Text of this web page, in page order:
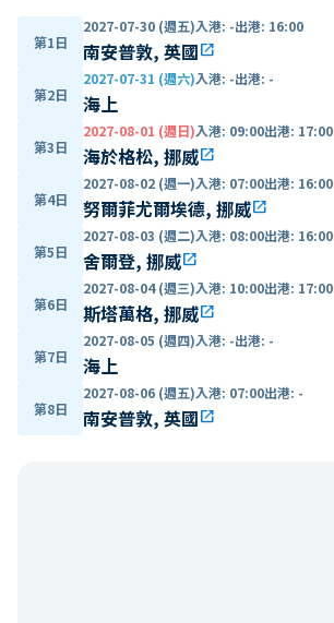
第1日
2027-07-30 (週五)入港: -出港: 16:00
南安普敦, 英國open_in_new
第2日
2027-07-31 (週六)入港: -出港: -
海上
第3日
2027-08-01 (週日)入港: 09:00出港: 17:00
海於格松, 挪威open_in_new
第4日
2027-08-02 (週一)入港: 07:00出港: 16:00
努爾菲尤爾埃德, 挪威open_in_new
第5日
2027-08-03 (週二)入港: 08:00出港: 16:00
舍爾登, 挪威open_in_new
第6日
2027-08-04 (週三)入港: 10:00出港: 17:00
斯塔萬格, 挪威open_in_new
第7日
2027-08-05 (週四)入港: -出港: -
海上
第8日
2027-08-06 (週五)入港: 07:00出港: -
南安普敦, 英國open_in_new